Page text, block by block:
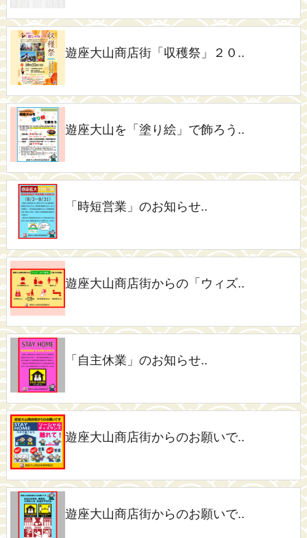
遊座大山商店街「収穫祭」２０..
遊座大山を「塗り絵」で飾ろう..
「時短営業」のお知らせ..
遊座大山商店街からの「ウィズ..
「自主休業」のお知らせ..
遊座大山商店街からのお願いで..
遊座大山商店街からのお願いで..